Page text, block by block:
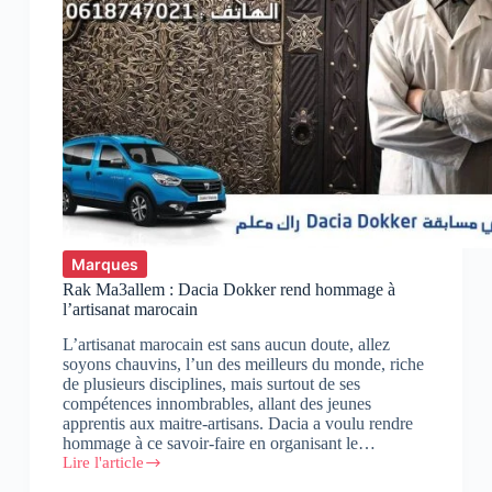
Marques
Rak Ma3allem : Dacia Dokker rend hommage à
l’artisanat marocain
L’artisanat marocain est sans aucun doute, allez
soyons chauvins, l’un des meilleurs du monde, riche
de plusieurs disciplines, mais surtout de ses
compétences innombrables, allant des jeunes
apprentis aux maitre-artisans. Dacia a voulu rendre
hommage à ce savoir-faire en organisant le…
Lire l'article
Rak